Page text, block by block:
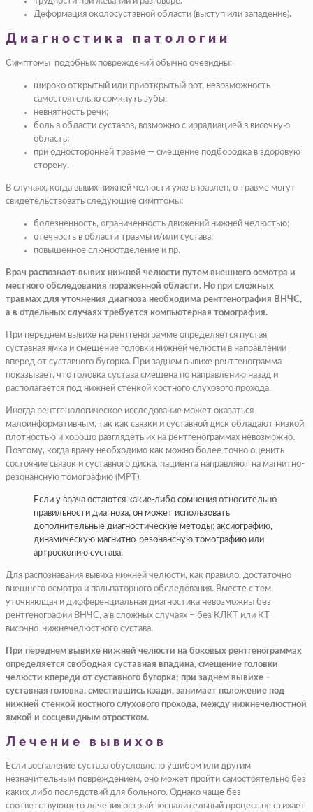
Деформация околосуставной области (выступ или западение).
Диагностика патологии
Симптомы подобных повреждений обычно очевидны:
широко открытый или приоткрытый рот, невозможность
самостоятельно сомкнуть зубы;
невнятность речи;
боль в области суставов, возможно с иррадиацией в височную
область;
при односторонней травме — смещение подбородка в здоровую
сторону.
В случаях, когда вывих нижней челюсти уже вправлен, о травме могут
свидетельствовать следующие симптомы:
болезненность, ограниченность движений нижней челюстью;
отёчность в области травмы и/или сустава;
повышенное слюноотделение и пр.
Врач распознает вывих нижней челюсти путем внешнего осмотра и
местного обследования пораженной области. Но при сложных
травмах для уточнения диагноза необходима рентгенография ВНЧС,
а в отдельных случаях требуется компьютерная томография.
При переднем вывихе на рентгенограмме определяется пустая
суставная ямка и смещение головки нижней челюсти в направлении
вперед от суставного бугорка. При заднем вывихе рентгенограмма
показывает, что головка сустава смещена по направлению назад и
располагается под нижней стенкой костного слухового прохода.
Иногда рентгенологическое исследование может оказаться
малоинформативным, так как связки и суставной диск обладают низкой
плотностью и хорошо разглядеть их на рентгенограммах невозможно.
Поэтому, когда врачу необходимо как можно более точно оценить
состояние связок и суставного диска, пациента направляют на магнитно-
резонансную томографию (МРТ).
Если у врача остаются какие-либо сомнения относительно
правильности диагноза, он может использовать
дополнительные диагностические методы: аксиографию,
динамическую магнитно-резонансную томографию или
артроскопию сустава.
Для распознавания вывиха нижней челюсти, как правило, достаточно
внешнего осмотра и пальпаторного обследования. Вместе с тем,
уточняющая и дифференциальная диагностика невозможны без
рентгенографии ВНЧС, а в сложных случаях – без КЛКТ или КТ
височно-нижнечелюстного сустава.
При переднем вывихе нижней челюсти на боковых рентгенограммах
определяется свободная суставная впадина, смещение головки
челюсти кпереди от суставного бугорка; при заднем вывихе –
суставная головка, сместившись кзади, занимает положение под
нижней стенкой костного слухового прохода, между нижнечелюстной
ямкой и сосцевидным отростком.
Лечение вывихов
Если воспаление сустава обусловлено ушибом или другим
незначительным повреждением, оно может пройти самостоятельно без
каких-либо последствий для больного. Однако чаще без
соответствующего лечения острый воспалительный процесс не стихает